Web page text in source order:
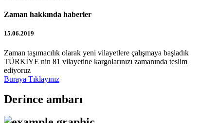
Zaman hakkında haberler
15.06.2019
Zaman taşımacılık olarak yeni vilayetlere çalışmaya başladık
TÜRKİYE nin 81 vilayetine kargolarınızı zamanında teslim
ediyoruz
Buraya Tıklayınız
Derince ambarı